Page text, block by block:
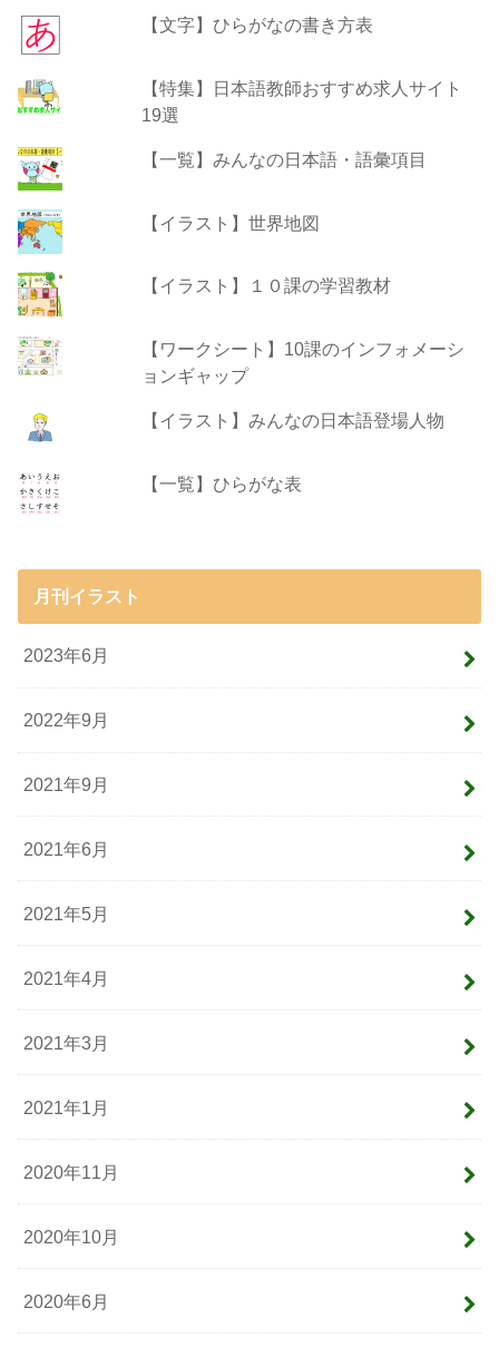
【文字】ひらがなの書き方表
【特集】日本語教師おすすめ求人サイト
19選
【一覧】みんなの日本語・語彙項目
【イラスト】世界地図
【イラスト】１０課の学習教材
【ワークシート】10課のインフォメーシ
ョンギャップ
【イラスト】みんなの日本語登場人物
【一覧】ひらがな表
月刊イラスト
2023年6月
2022年9月
2021年9月
2021年6月
2021年5月
2021年4月
2021年3月
2021年1月
2020年11月
2020年10月
2020年6月